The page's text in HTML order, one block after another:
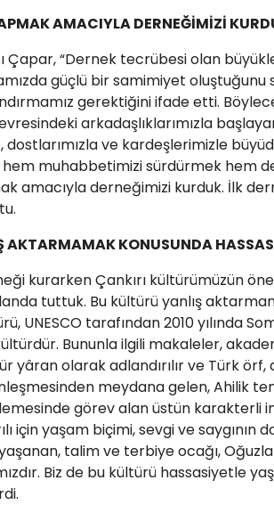
AMACIYLA DERNEĞİMİZİ
Çapar, “Dernek tecrübesi olan
güçlü bir samimiyet
gerektiğini ifade etti.
arkadaşlıklarımızla
ve kardeşlerimizle
muhabbetimizi sürdürmek hem
amacıyla derneğimizi kurduk. İlk
AKTARMAMAK KONUSUNDA
kurarken Çankırı kültürümüzün
tuttuk. Bu kültürü yanlış
UNESCO tarafından 2010 yılında
Bununla ilgili makaleler,
yâran olarak adlandırılır ve Türk
meydana gelen, Ahilik
görev alan üstün karakterli
için yaşam biçimi, sevgi ve
talim ve terbiye ocağı,
Biz de bu kültürü hassasiyetle